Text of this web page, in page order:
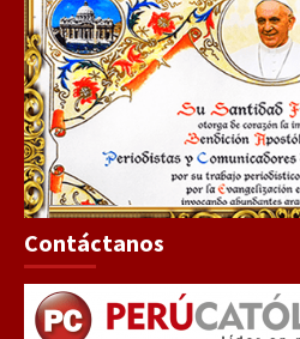
Contáctanos